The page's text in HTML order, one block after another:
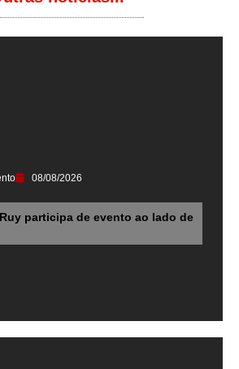
08/08/2026
participa de evento ao lado de